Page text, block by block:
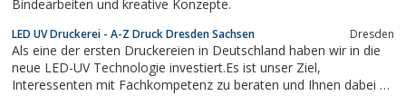
Bindearbeiten und kreative Konzepte.
LED UV Druckerei - A-Z Druck Dresden Sachsen Dresden
Als eine der ersten Druckereien in Deutschland haben wir in die
neue LED-UV Technologie investiert.Es ist unser Ziel,
Interessenten mit Fachkompetenz zu beraten und Ihnen dabei zu